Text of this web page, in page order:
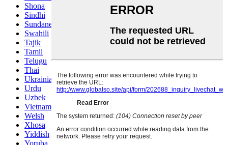
Shona
Sindhi
Sundanese
Swahili
Tajik
Tamil
Telugu
Thai
Ukrainian
Urdu
Uzbek
Vietnamese
Welsh
Xhosa
Yiddish